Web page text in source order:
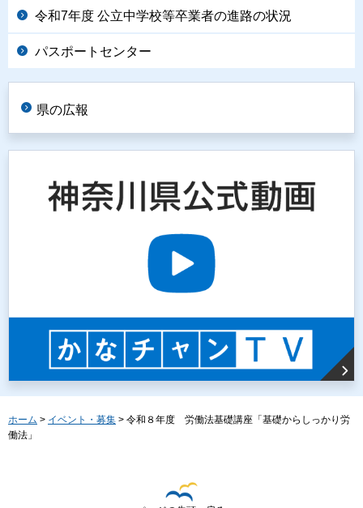
令和7年度 公立中学校等卒業者の進路の状況
パスポートセンター
県の広報
ホーム > イベント・募集 > 令和８年度 労働法基礎講座「基礎からしっかり労
働法」